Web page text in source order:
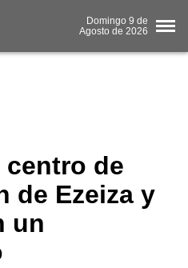
Domingo 9 de
Agosto de 2026
de
de Ezeiza y
un